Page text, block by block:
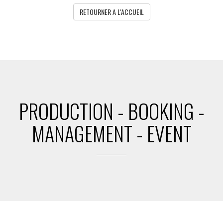
RETOURNER A L'ACCUEIL
PRODUCTION - BOOKING -
MANAGEMENT - EVENT